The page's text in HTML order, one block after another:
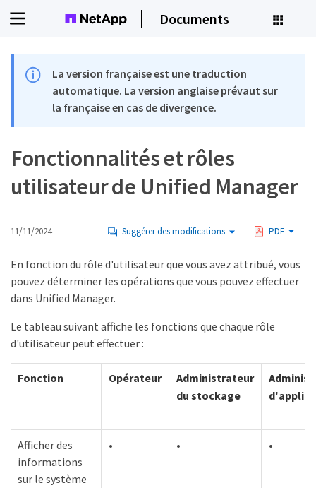
Documents
La version française est une traduction
automatique. La version anglaise prévaut sur
la française en cas de divergence.
Fonctionnalités et rôles
utilisateur de Unified Manager
11/11/2024 Suggérer des modifications PDF
En fonction du rôle d'utilisateur que vous avez attribué, vous
pouvez déterminer les opérations que vous pouvez effectuer
dans Unified Manager.
Le tableau suivant affiche les fonctions que chaque rôle
d'utilisateur peut effectuer :
Fonction Opérateur
Administrateur
du stockage
Afficher des
informations
sur le système
• • •